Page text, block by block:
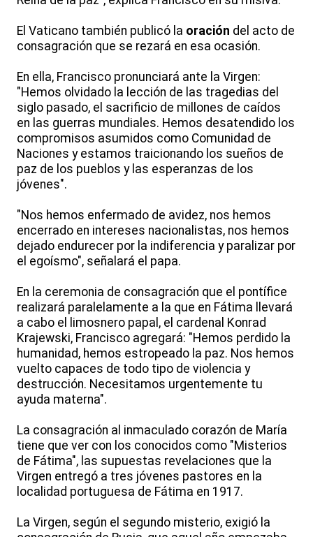
El Vaticano también publicó la oración del acto de
consagración que se rezará en esa ocasión.
En ella, Francisco pronunciará ante la Virgen:
"Hemos olvidado la lección de las tragedias del
siglo pasado, el sacrificio de millones de caídos
en las guerras mundiales. Hemos desatendido los
compromisos asumidos como Comunidad de
Naciones y estamos traicionando los sueños de
paz de los pueblos y las esperanzas de los
jóvenes".
"Nos hemos enfermado de avidez, nos hemos
encerrado en intereses nacionalistas, nos hemos
dejado endurecer por la indiferencia y paralizar por
el egoísmo", señalará el papa.
En la ceremonia de consagración que el pontífice
realizará paralelamente a la que en Fátima llevará
a cabo el limosnero papal, el cardenal Konrad
Krajewski, Francisco agregará: "Hemos perdido la
humanidad, hemos estropeado la paz. Nos hemos
vuelto capaces de todo tipo de violencia y
destrucción. Necesitamos urgentemente tu
ayuda materna".
La consagración al inmaculado corazón de María
tiene que ver con los conocidos como "Misterios
de Fátima", las supuestas revelaciones que la
Virgen entregó a tres jóvenes pastores en la
localidad portuguesa de Fátima en 1917.
La Virgen, según el segundo misterio, exigió la